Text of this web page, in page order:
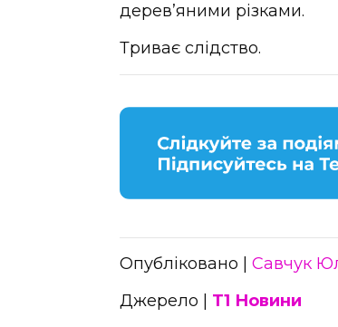
дерев’яними різками.
Триває слідство.
Опубліковано | Савчук
Джерело | Т1 Новини